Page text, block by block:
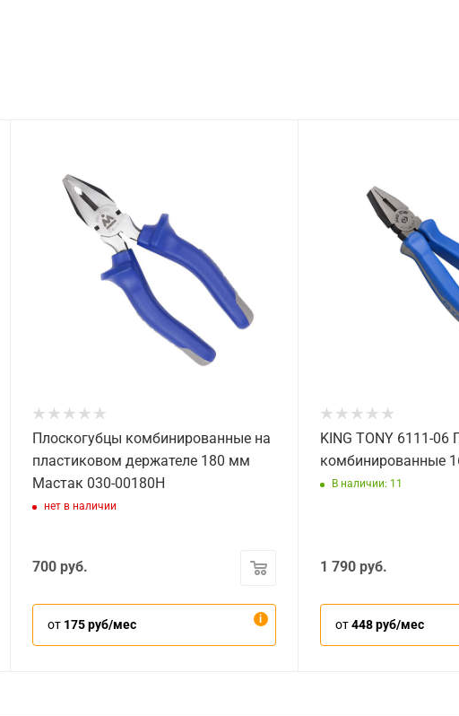
Плоскогубцы комбинированные на
пластиковом держателе 180 мм
Мастак 030-00180H
нет в наличии
700 руб.
от 175 руб/мес
KING TONY 6111-06
комбинированные
В наличии: 11
1 790 руб.
от448 руб/мес